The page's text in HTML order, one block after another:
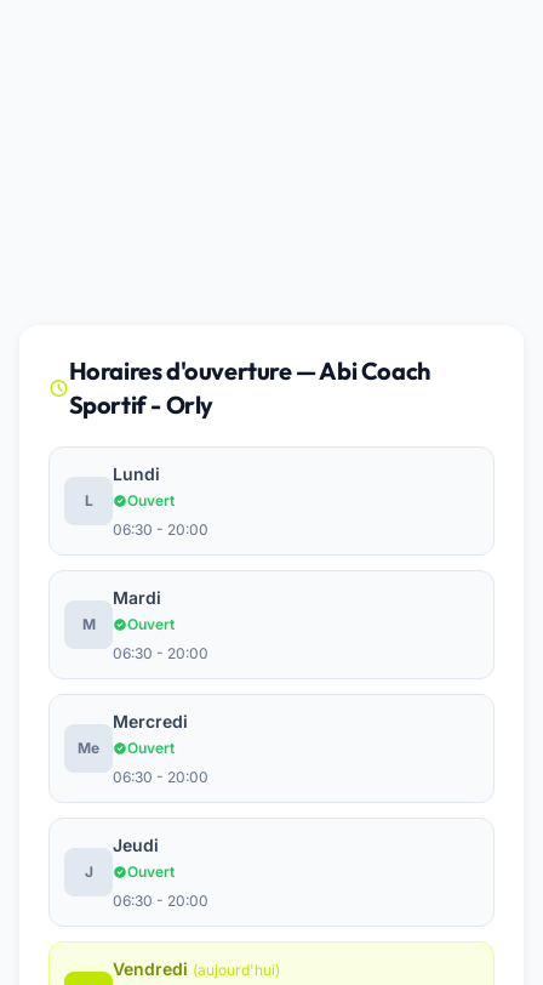
Horaires d'ouverture — Abi Coach
Sportif - Orly
L
Lundi
Ouvert
06:30 - 20:00
M
Mardi
Ouvert
06:30 - 20:00
Me
Mercredi
Ouvert
06:30 - 20:00
J
Jeudi
Ouvert
06:30 - 20:00
Vendredi (aujourd'hui)